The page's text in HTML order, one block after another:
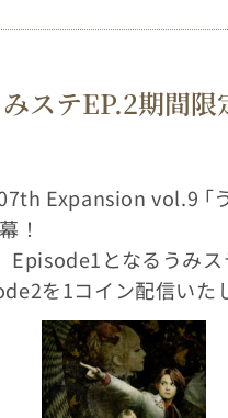
ステEP.2期間限
Expansion vol.9 ｢
！
となるうみ
を1コイン配信いた